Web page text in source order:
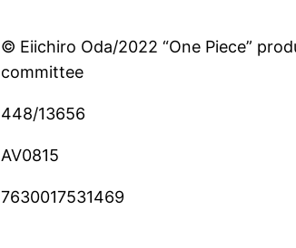
© Eiichiro Oda/2022 “One Piece”
committee
448/13656
AV0815
7630017531469